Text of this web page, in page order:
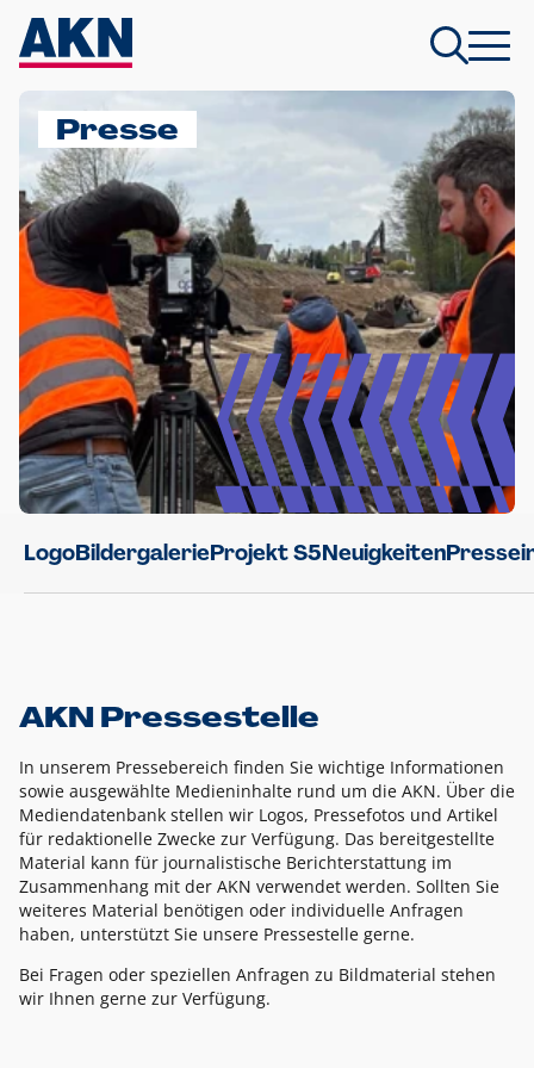
Presse
LogoBildergalerieProjekt S5Neuigkeiten
AKN Pressestelle
In unserem Pressebereich finden Sie wichtige Informationen
sowie ausgewählte Medieninhalte rund um die AKN. Über die
Mediendatenbank stellen wir Logos, Pressefotos und Artikel
für redaktionelle Zwecke zur Verfügung. Das bereitgestellte
Material kann für journalistische Berichterstattung im
Zusammenhang mit der AKN verwendet werden. Sollten Sie
weiteres Material benötigen oder individuelle Anfragen
haben, unterstützt Sie unsere Pressestelle gerne.
Bei Fragen oder speziellen Anfragen zu Bildmaterial stehen
wir Ihnen gerne zur Verfügung.